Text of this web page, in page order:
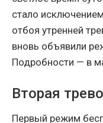
стало
отбоя утренней
вновь объявили
Подробности — в
Вторая
Первый режим